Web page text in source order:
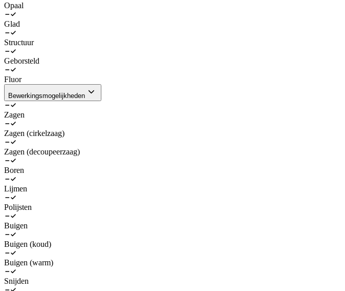
Opaal
Glad
Structuur
Geborsteld
Fluor
Bewerkingsmogelijkheden
Zagen
Zagen (cirkelzaag)
Zagen (decoupeerzaag)
Boren
Lijmen
Polijsten
Buigen
Buigen (koud)
Buigen (warm)
Snijden